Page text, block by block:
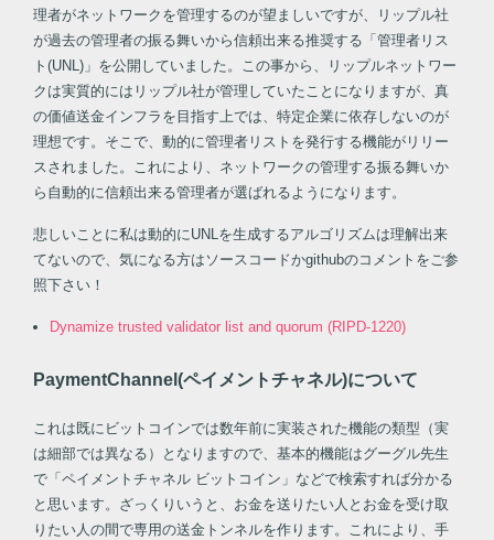
理者がネットワークを管理するのが望ましいですが、リップル社
が過去の管理者の振る舞いから信頼出来る推奨する「管理者リス
ト(UNL)」を公開していました。この事から、リップルネットワー
クは実質的にはリップル社が管理していたことになりますが、真
の価値送金インフラを目指す上では、特定企業に依存しないのが
理想です。そこで、動的に管理者リストを発行する機能がリリー
スされました。これにより、ネットワークの管理する振る舞いか
ら自動的に信頼出来る管理者が選ばれるようになります。
悲しいことに私は動的にUNLを生成するアルゴリズムは理解出来
てないので、気になる方はソースコードかgithubのコメントをご参
照下さい！
Dynamize trusted validator list and quorum (RIPD-1220)
PaymentChannel(ペイメントチャネル)について
これは既にビットコインでは数年前に実装された機能の類型（実
は細部では異なる）となりますので、基本的機能はグーグル先生
で「ペイメントチャネル ビットコイン」などで検索すれば分かる
と思います。ざっくりいうと、お金を送りたい人とお金を受け取
りたい人の間で専用の送金トンネルを作ります。これにより、手